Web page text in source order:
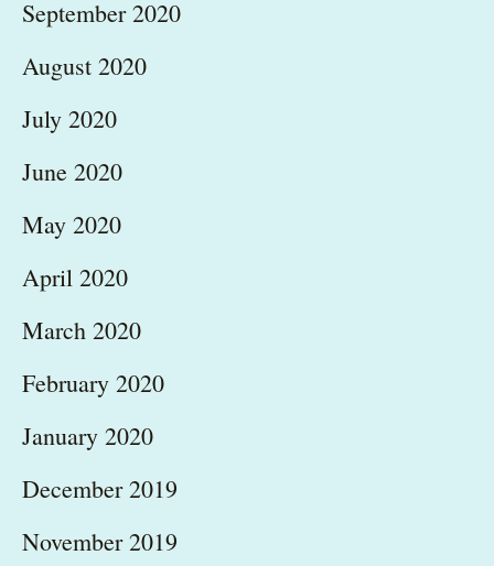
September 2020
August 2020
July 2020
June 2020
May 2020
April 2020
March 2020
February 2020
January 2020
December 2019
November 2019